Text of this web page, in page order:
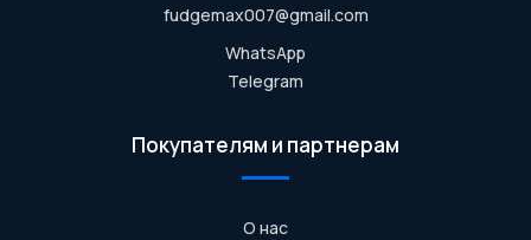
fudgemax007@gmail.com
WhatsApp
Telegram
Покупателям и партнерам
О нас